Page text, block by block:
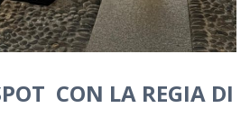
CON LA REGIA DI